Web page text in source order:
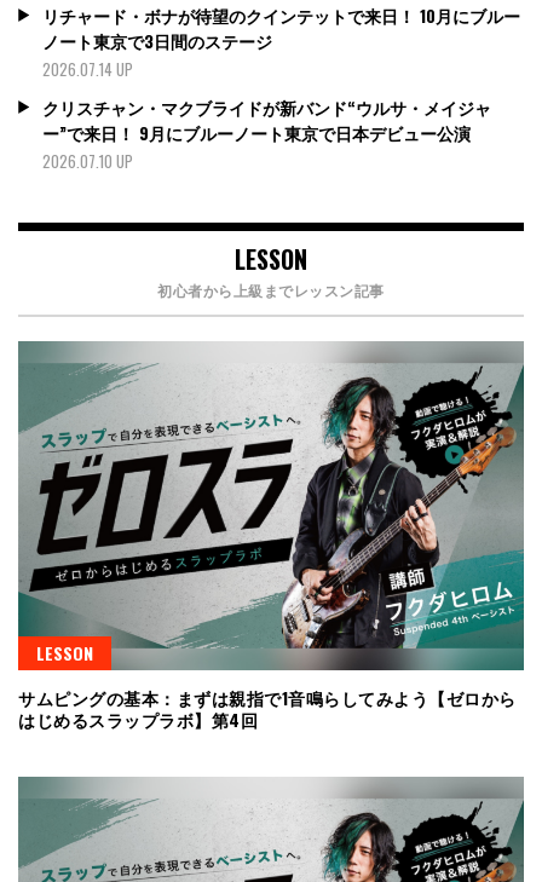
リチャード・ボナが待望のクインテットで来日！ 10月にブルー
ノート東京で3日間のステージ
2026.07.14 UP
クリスチャン・マクブライドが新バンド“ウルサ・メイジャ
ー”で来日！ 9月にブルーノート東京で日本デビュー公演
2026.07.10 UP
LESSON
初心者から上級までレッスン記事
LESSON
サムピングの基本：まずは親指で1音鳴らしてみよう【ゼロから
はじめるスラップラボ】第4回